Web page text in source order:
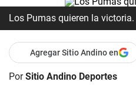
Los Pumas quieren la victoria.
Agregar Sitio Andino en
PorSitio Andino Deportes